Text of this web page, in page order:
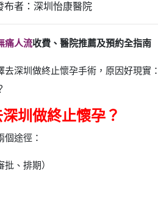
者：深圳怡康醫院
痛人流收費、醫院推薦及預約全指南
深圳做終止懷孕手術，原因好現實：
圳做終止懷孕？
途徑：
、排期）